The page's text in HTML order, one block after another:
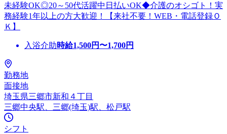
未経験OK◎20～50代活躍中日払いOK◆介護のオシゴト！実
務経験1年以上の方大歓迎！【来社不要！WEB・電話登録Ｏ
Ｋ】
入浴介助時給1,500円〜1,700円
勤務地
面接地
埼玉県三郷市新和４丁目
三郷中央駅、三郷(埼玉)駅、松戸駅
シフト